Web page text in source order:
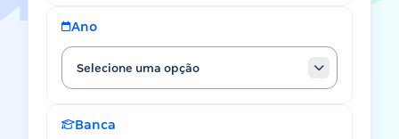
Ano
Selecione uma opção
Banca